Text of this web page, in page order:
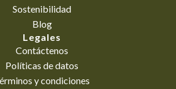
Sostenibilidad
Blog
Legales
Contáctenos
Políticas de datos
y condiciones